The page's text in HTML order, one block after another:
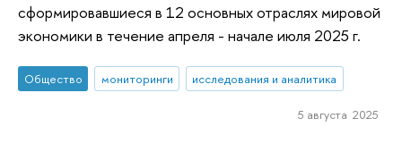
сформировавшиеся в 12 основных отраслях мировой
экономики в течение апреля - начале июля 2025 г.
Общество мониторинги исследования и аналитика
5 августа 2025